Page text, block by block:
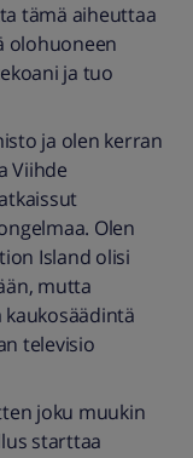
tämä aiheuttaa
olohuoneen
ja tuo
ja olen kerran
Viihde
Olen
Island olisi
mutta
televisio
joku muukin
starttaa